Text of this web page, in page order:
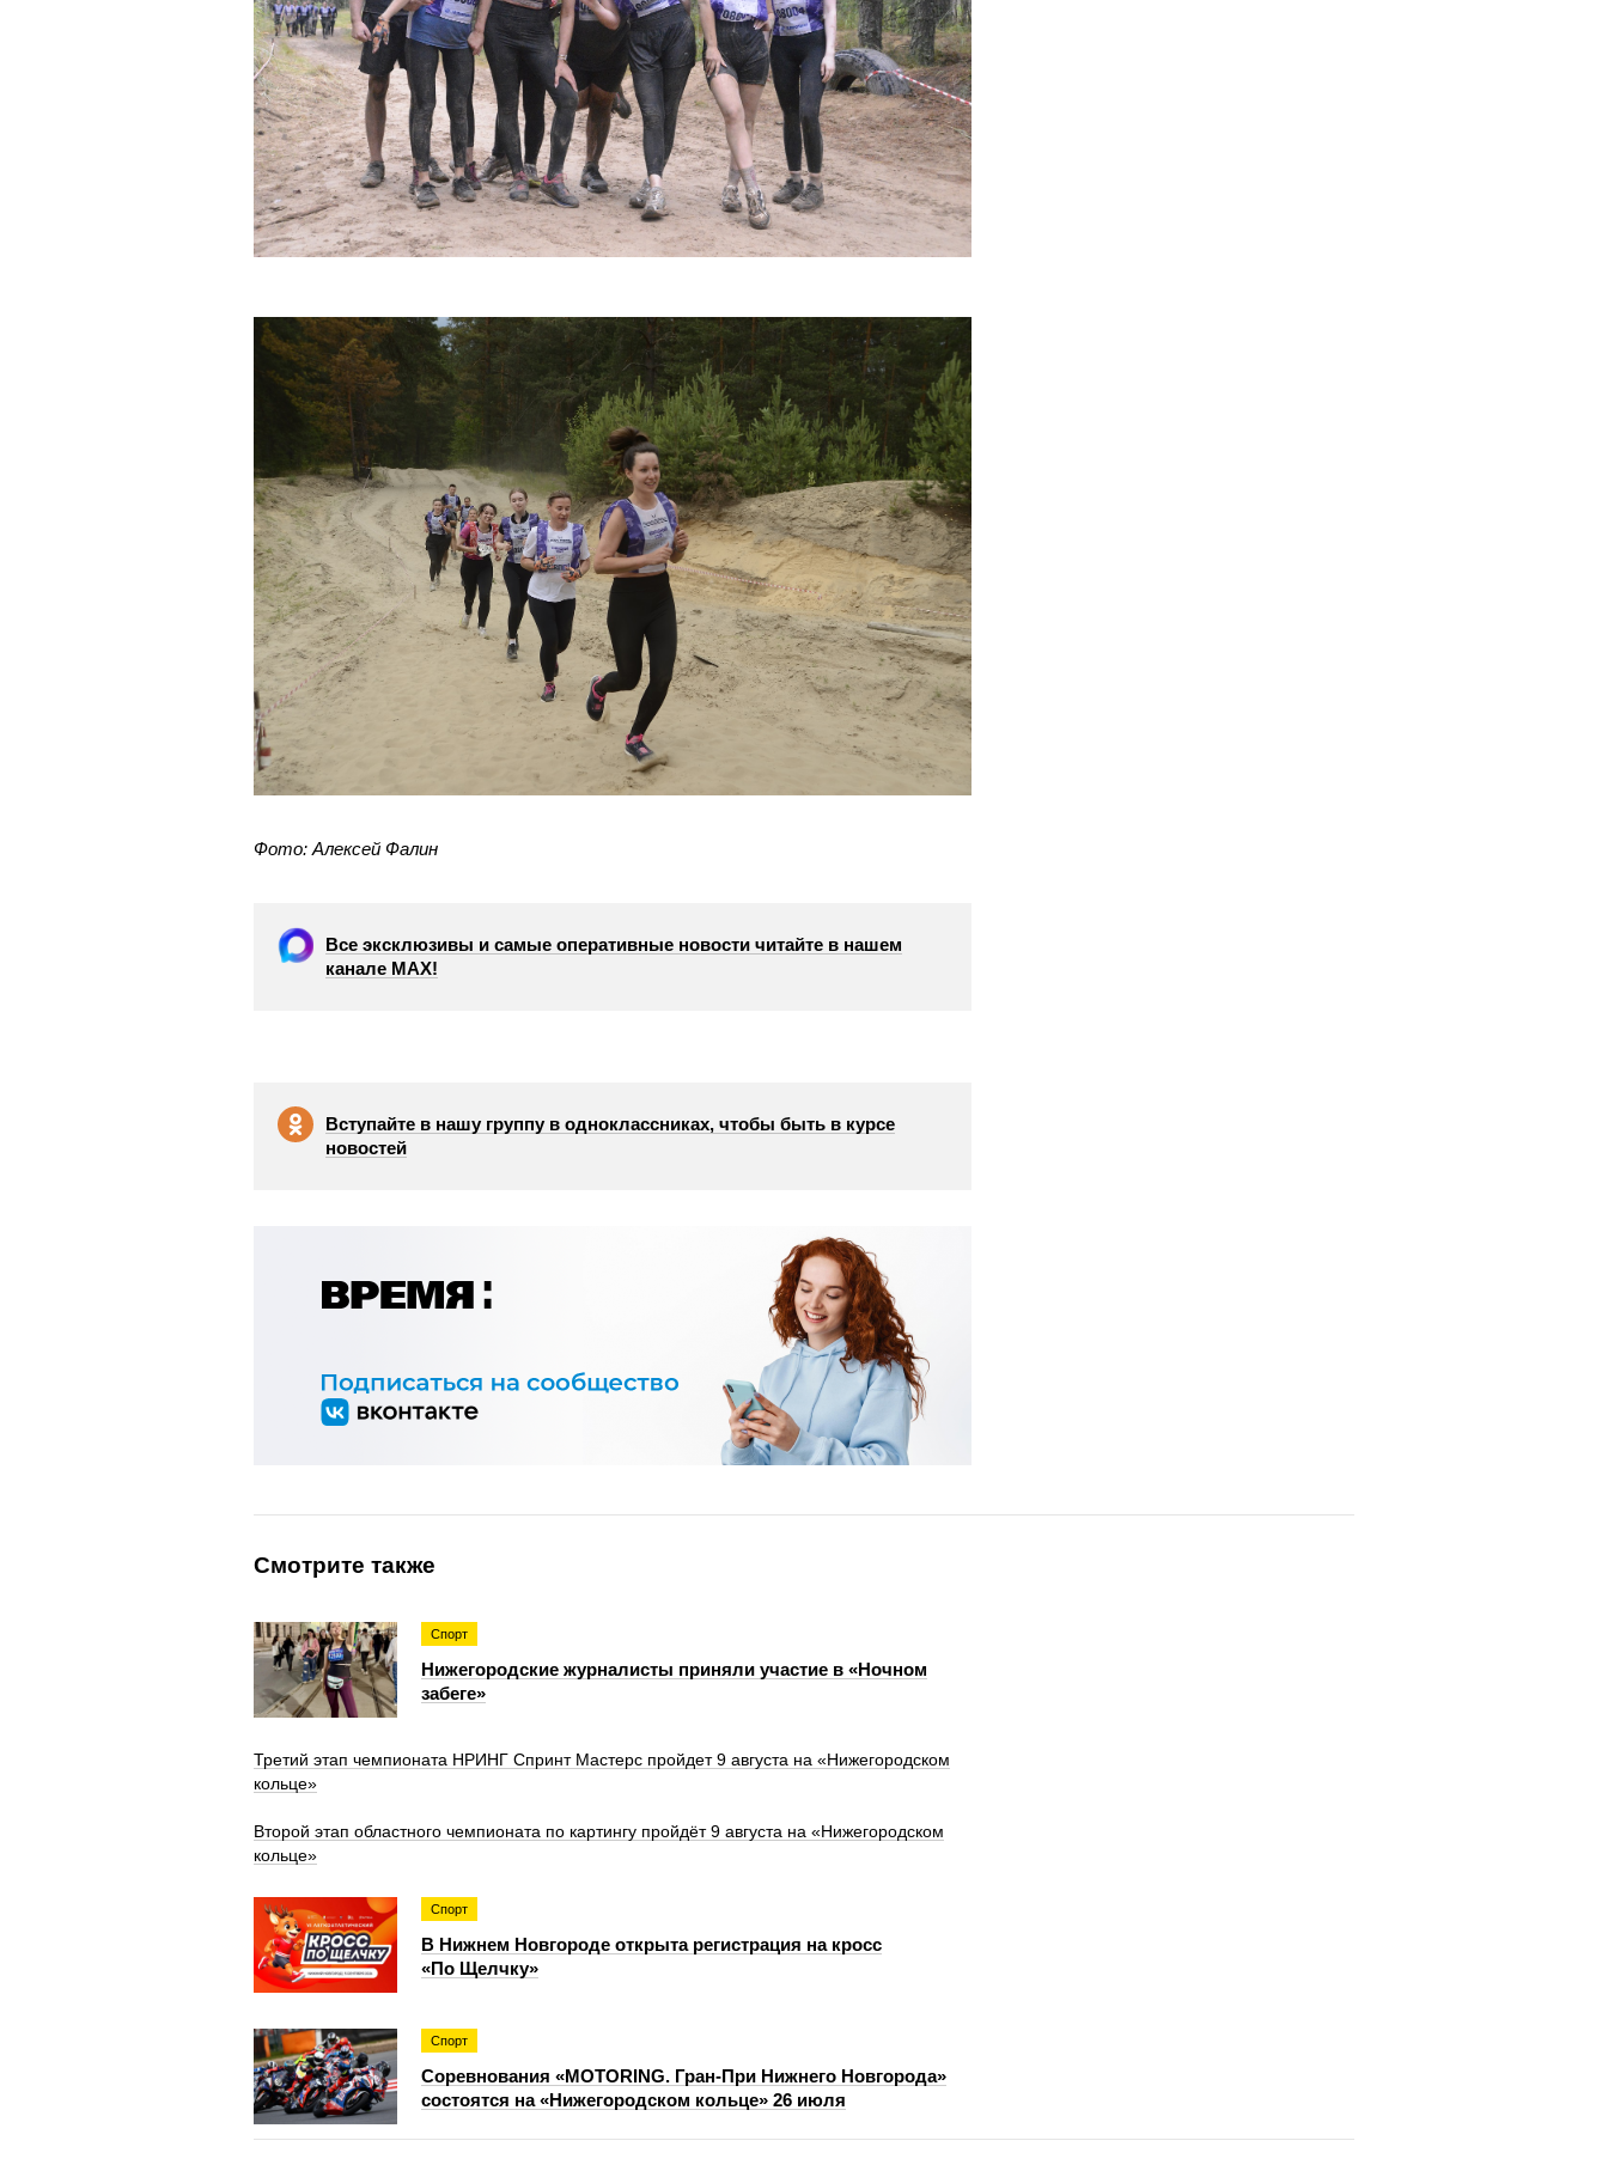
Фото: Алексей Фалин
Все эксклюзивы и самые оперативные новости читайте в нашем
канале МАХ!
Вступайте в нашу группу в одноклассниках, чтобы быть в курсе
новостей
Смотрите также
Спорт
Нижегородские журналисты приняли участие в «Ночном
забеге»
Третий этап чемпионата НРИНГ Спринт Мастерс пройдет 9 августа на «Нижегородском
кольце»
Второй этап областного чемпионата по картингу пройдёт 9 августа на «Нижегородском
кольце»
Спорт
В Нижнем Новгороде открыта регистрация на кросс
«По Щелчку»
Спорт
Соревнования «MOTORING. Гран-При Нижнего Новгорода»
состоятся на «Нижегородском кольце» 26 июля